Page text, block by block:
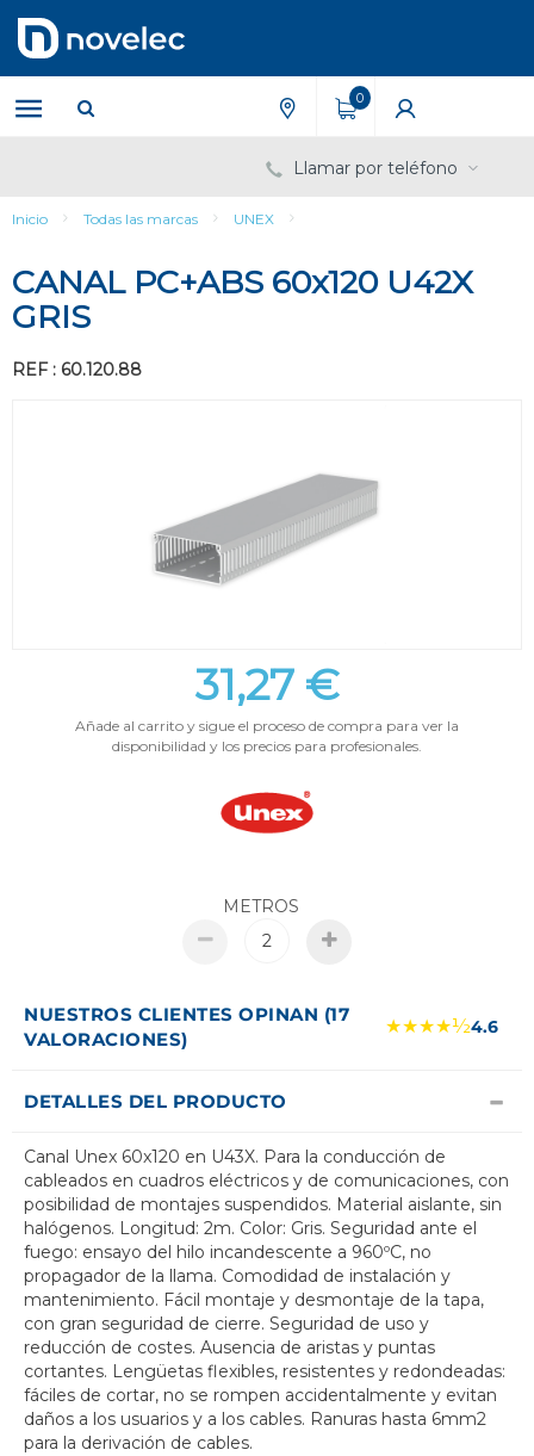
contenido
menú
de
navegación
0
Llamar por teléfono
Inicio Todas las marcas UNEX
CANAL PC+ABS 60x120 U42X
GRIS
REF : 60.120.88
31,27 €
Añade al carrito y sigue el proceso de compra para ver la
disponibilidad y los precios para profesionales.
METROS
NUESTROS CLIENTES OPINAN (17
VALORACIONES)
★★★★½4.6
DETALLES DEL PRODUCTO
Canal Unex 60x120 en U43X. Para la conducción de
cableados en cuadros eléctricos y de comunicaciones, con
posibilidad de montajes suspendidos. Material aislante, sin
halógenos. Longitud: 2m. Color: Gris. Seguridad ante el
fuego: ensayo del hilo incandescente a 960ºC, no
propagador de la llama. Comodidad de instalación y
mantenimiento. Fácil montaje y desmontaje de la tapa,
con gran seguridad de cierre. Seguridad de uso y
reducción de costes. Ausencia de aristas y puntas
cortantes. Lengüetas flexibles, resistentes y redondeadas:
fáciles de cortar, no se rompen accidentalmente y evitan
daños a los usuarios y a los cables. Ranuras hasta 6mm2
para la derivación de cables.